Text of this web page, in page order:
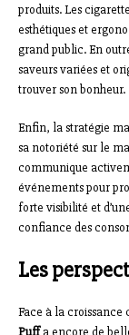
produits. Les
esthétiques et
grand public. En
saveurs variées et
trouver son bonheur.
Enfin, la stratégie
sa notoriété sur le
communique
événements pour
forte visibilité et
confiance des
Les
Face à la
Puffa encore de